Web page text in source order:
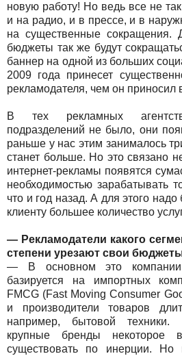
новую работу! Но ведь все не
и на радио, и в прессе, и в
на существенные сокращения.
бюджеты так же будут
баннер на одной из больших
2009 года принесет
рекламодателя, чем он приносил
В тех рекламных
подразделений не было, они
раньше у нас этим занималось
станет больше. Но это связано
интернет-рекламы появятся
необходимостью зарабатывать
что и год назад. А для этого надо
клиенту большее количество
— Рекламодатели какого
степени урезают свои
— В основном это компании,
базируется на импортных
FMCG (Fast Moving Consumer
и производители товаров
например, бытовой
крупные бренды некоторое
существовать по инерции. Но